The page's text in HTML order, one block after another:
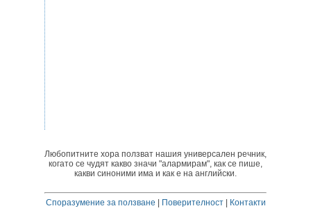
Любопитните хора ползват нашия универсален речник,
когато се чудят какво значи "алармирам", как се пише,
какви синоними има и как е на английски.
Споразумение за ползване Поверителност| Контакти